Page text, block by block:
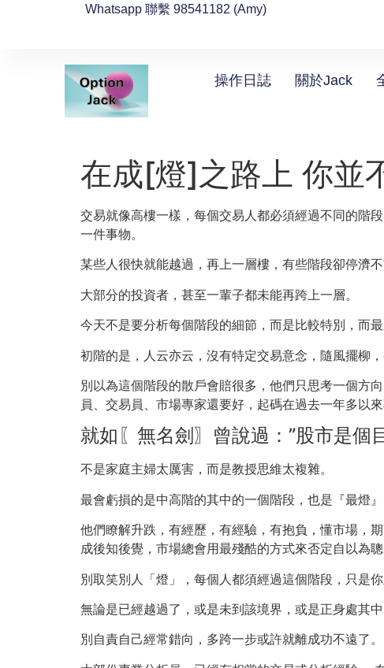
Whatsapp 聯繫 98541182 (Amy)
操作日誌 關於Jack
在成[燈]之路上 你並
交易就像高樓一樣，每個交易人都必須經過不同的階
一件事物。
某些人很快就能越過，再上一層樓，有些階段卻停濟不
大部分的投資者，甚至一輩子都未能再跨上一層。
今天不是要分析每個階段的細節，而是比較特別，而最
初階的是，人云亦云，沒有特定交易意念，隨風擺柳，
別以為這個階段的散戶會賠很多，他們只思考一個方
員、交易員、市場專家還要好，起碼在過去一年多以
就如〖無名劍〗曾說過：”股市是個
不是家庭主婦太厲害，而是教授思維太複雜。
最會虧損的是中高階的其中的一個階段，也是『最燈』
他們瞭解升跌，有經歷，有經驗，有抱負，懂市場，
成後知後覺，市場總會用最殘酷的方式來否定自以為聰
別取笑別人「燈」，每個人都須經過這個階段，只是
無論是已經越過了，或是未到該境界，或是正身處其
別自責自己經常錯向，多跨一步或許就離成功不遠了。